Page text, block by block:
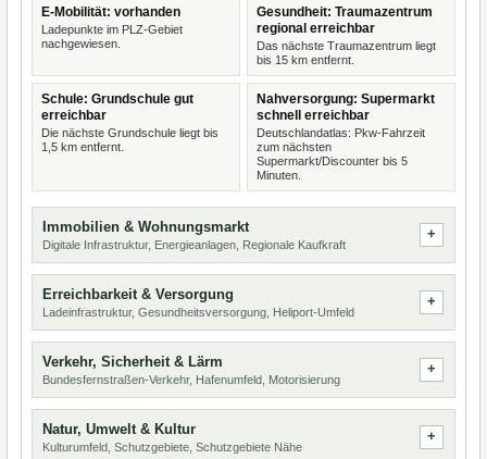
E-Mobilität: vorhanden
Ladepunkte im PLZ-Gebiet
nachgewiesen.
Gesundheit: Traumazentrum
regional erreichbar
Das nächste Traumazentrum liegt
bis 15 km entfernt.
Schule: Grundschule gut
erreichbar
Die nächste Grundschule liegt bis
1,5 km entfernt.
Nahversorgung: Supermarkt
schnell erreichbar
Deutschlandatlas: Pkw-Fahrzeit
zum nächsten
Supermarkt/Discounter bis 5
Minuten.
Immobilien & Wohnungsmarkt
Digitale Infrastruktur, Energieanlagen, Regionale Kaufkraft
Erreichbarkeit & Versorgung
Ladeinfrastruktur, Gesundheitsversorgung, Heliport-Umfeld
Verkehr, Sicherheit & Lärm
Bundesfernstraßen-Verkehr, Hafenumfeld, Motorisierung
Natur, Umwelt & Kultur
Kulturumfeld, Schutzgebiete, Schutzgebiete Nähe